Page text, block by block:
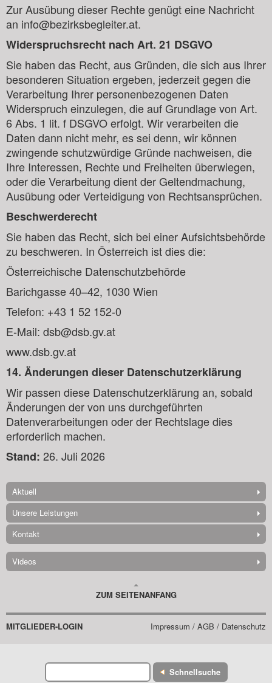
Zur Ausübung dieser Rechte genügt eine Nachricht
an info@bezirksbegleiter.at.
Widerspruchsrecht nach Art. 21 DSGVO
Sie haben das Recht, aus Gründen, die sich aus Ihrer
besonderen Situation ergeben, jederzeit gegen die
Verarbeitung Ihrer personenbezogenen Daten
Widerspruch einzulegen, die auf Grundlage von Art.
6 Abs. 1 lit. f DSGVO erfolgt. Wir verarbeiten die
Daten dann nicht mehr, es sei denn, wir können
zwingende schutzwürdige Gründe nachweisen, die
Ihre Interessen, Rechte und Freiheiten überwiegen,
oder die Verarbeitung dient der Geltendmachung,
Ausübung oder Verteidigung von Rechtsansprüchen.
Beschwerderecht
Sie haben das Recht, sich bei einer Aufsichtsbehörde
zu beschweren. In Österreich ist dies die:
Österreichische Datenschutzbehörde
Barichgasse 40–42, 1030 Wien
Telefon: +43 1 52 152-0
E-Mail: dsb@dsb.gv.at
www.dsb.gv.at
14. Änderungen dieser Datenschutzerklärung
Wir passen diese Datenschutzerklärung an, sobald
Änderungen der von uns durchgeführten
Datenverarbeitungen oder der Rechtslage dies
erforderlich machen.
Stand: 26. Juli 2026
Aktuell
Unsere Leistungen
Kontakt
Videos
ZUM SEITENANFANG
MITGLIEDER-LOGIN Impressum / AGB / Datenschutz
Schnellsuche